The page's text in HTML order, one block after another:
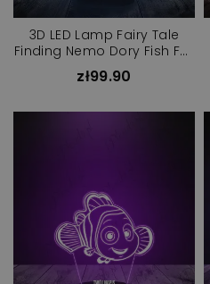
3D LED Lamp Fairy Tale
Finding Nemo Dory Fish For
Children
zł99.90